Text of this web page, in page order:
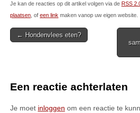
Je kan de reacties op dit artikel volgen via de RSS
plaatsen , of een link maken vanop uw eigen website.
Post
← Hondenvlees eten?
Een reactie achterlaten
Je moet inloggen om een reactie te